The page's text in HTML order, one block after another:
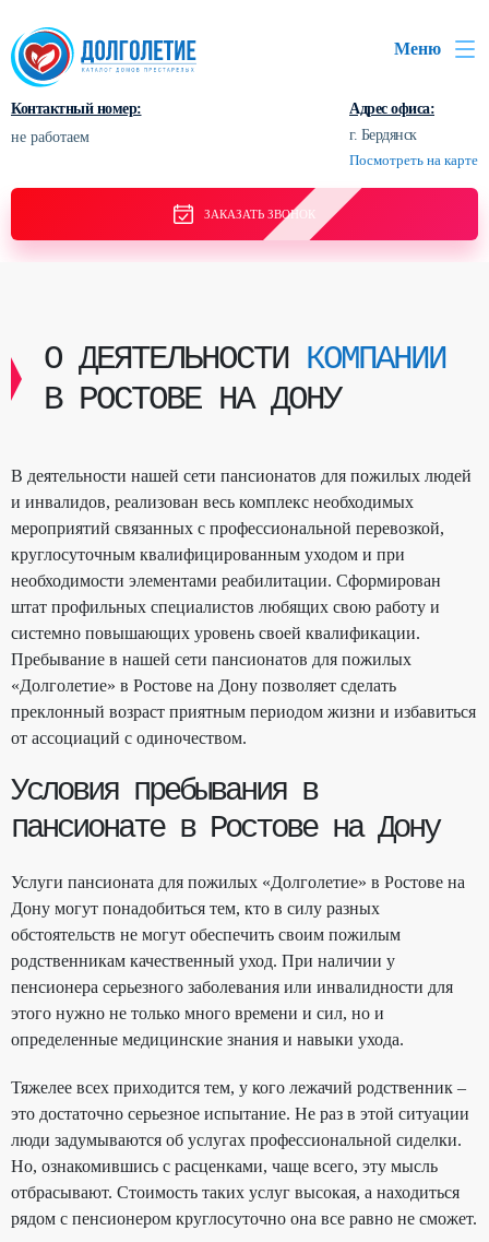
Адрес офиса:
г. Бердянск
Посмотреть на карте
Контактный номер:
не работаем
Меню
ЗАКАЗАТЬ ЗВОНОК
О ДЕЯТЕЛЬНОСТИ КОМПАНИИ
В РОСТОВЕ НА ДОНУ
В деятельности нашей сети пансионатов для пожилых людей
и инвалидов, реализован весь комплекс необходимых
мероприятий связанных с профессиональной перевозкой,
круглосуточным квалифицированным уходом и при
необходимости элементами реабилитации. Сформирован
штат профильных специалистов любящих свою работу и
системно повышающих уровень своей квалификации.
Пребывание в нашей сети пансионатов для пожилых
«Долголетие» в Ростове на Дону позволяет сделать
преклонный возраст приятным периодом жизни и избавиться
от ассоциаций с одиночеством.
Условия пребывания в
пансионате в Ростове на Дону
Услуги пансионата для пожилых «Долголетие» в Ростове на
Дону могут понадобиться тем, кто в силу разных
обстоятельств не могут обеспечить своим пожилым
родственникам качественный уход. При наличии у
пенсионера серьезного заболевания или инвалидности для
этого нужно не только много времени и сил, но и
определенные медицинские знания и навыки ухода.
Тяжелее всех приходится тем, у кого лежачий родственник –
это достаточно серьезное испытание. Не раз в этой ситуации
люди задумываются об услугах профессиональной сиделки.
Но, ознакомившись с расценками, чаще всего, эту мысль
отбрасывают. Стоимость таких услуг высокая, а находиться
рядом с пенсионером круглосуточно она все равно не сможет.